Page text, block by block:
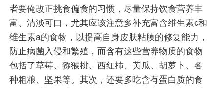
者要俺改正挑食偏食的习惯，尽量保持饮食营养丰
富、清淡可口，尤其应该注意多补充富含维生素c和
维生素a的食物，以提高自身皮肤粘膜的修复能力，
防止病菌入侵和繁殖，而含有这些营养物质的食物
包括了草莓、猕猴桃、西红柿、黄瓜、胡萝卜、各
种粗粮、坚果等。其次，还要多吃含有蛋白质的食